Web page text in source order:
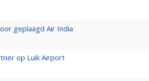
geplaagd Air India
op Luik Airport